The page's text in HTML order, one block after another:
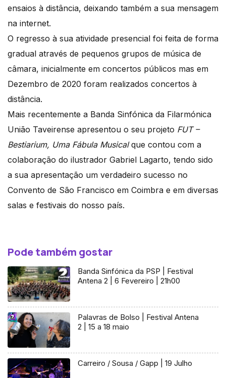
ensaios à distância, deixando também a sua mensagem
na internet.
O regresso à sua atividade presencial foi feita de forma
gradual através de pequenos grupos de música de
câmara, inicialmente em concertos públicos mas em
Dezembro de 2020 foram realizados concertos à
distância.
Mais recentemente a Banda Sinfónica da Filarmónica
União Taveirense apresentou o seu projeto FUT –
Bestiarium, Uma Fábula Musicalque contou com a
colaboração do ilustrador Gabriel Lagarto, tendo sido
a sua apresentação um verdadeiro sucesso no
Convento de São Francisco em Coimbra e em diversas
salas e festivais do nosso país.
Pode também gostar
Banda Sinfónica da PSP | Festival
Antena 2 | 6 Fevereiro | 21h00
Palavras de Bolso | Festival Antena
2 | 15 a 18 maio
Carreiro / Sousa / Gapp | 19 Julho